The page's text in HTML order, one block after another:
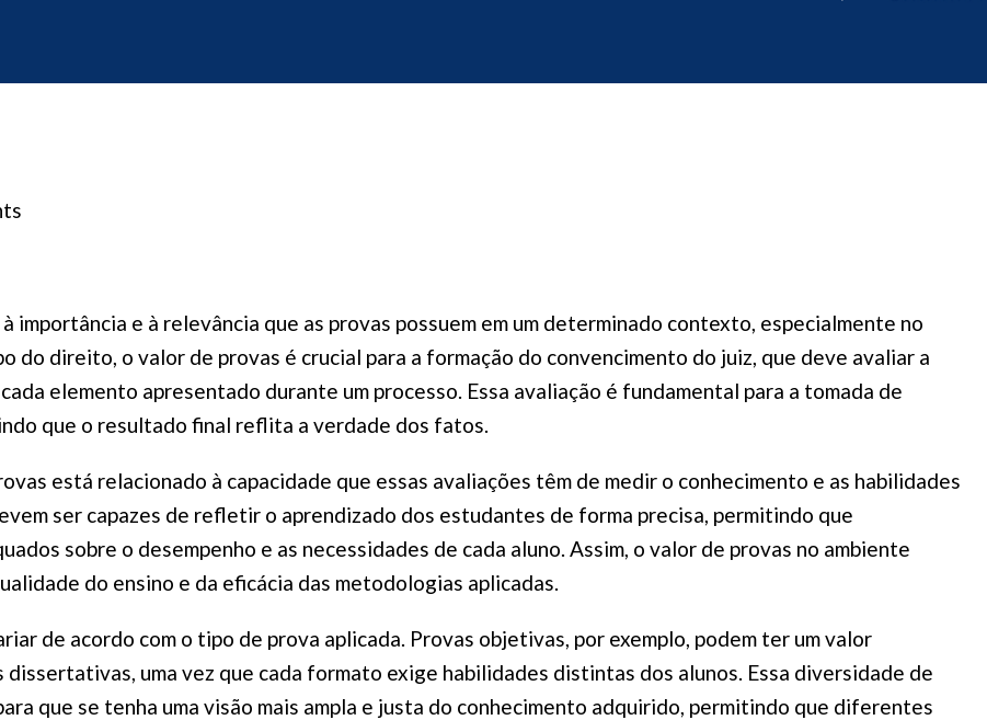
importância e à relevância que as provas possuem em um determinado contexto, especialmente no
do direito, o valor de provas é crucial para a formação do convencimento do juiz, que deve avaliar a
elemento apresentado durante um processo. Essa avaliação é fundamental para a tomada de
que o resultado final reflita a verdade dos fatos.
está relacionado à capacidade que essas avaliações têm de medir o conhecimento e as habilidades
ser capazes de refletir o aprendizado dos estudantes de forma precisa, permitindo que
sobre o desempenho e as necessidades de cada aluno. Assim, o valor de provas no ambiente
do ensino e da eficácia das metodologias aplicadas.
de acordo com o tipo de prova aplicada. Provas objetivas, por exemplo, podem ter um valor
uma vez que cada formato exige habilidades distintas dos alunos. Essa diversidade de
que se tenha uma visão mais ampla e justa do conhecimento adquirido, permitindo que diferentes